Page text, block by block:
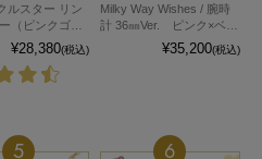
ルスター リン
（ピンクゴー
ィング）
¥28,380(税込)
Milky Way Wishes / 腕時
計 36㎜Ver. ピンク×ベル
トカラーライトブルー
¥35,200(税込)
5 6